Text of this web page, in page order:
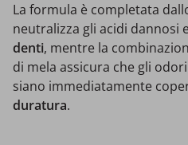
La formula è completata
neutralizza gli acidi dannosi e
denti, mentre la
di mela assicura che gli
siano immediatamente
duratura.